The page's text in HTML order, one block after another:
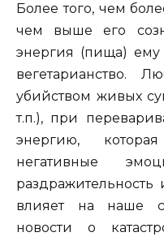
Более того, чем
чем выше его
энергия (пища)
вегетарианство.
убийством живых
т.п.), при
энергию,
негативные
влияет на наше
новости о